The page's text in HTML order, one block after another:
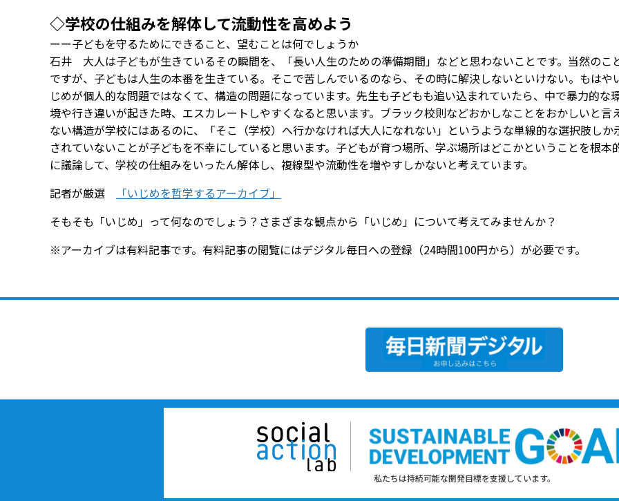
◇学校の仕組みを解体して流動性を高めよう
ーー子どもを守るためにできること、望むことは何でしょうか
石井 大人は子どもが生きているその瞬間を、「長い人生のための準備期間」などと思わないことです。当然のこ
ですが、子どもは人生の本番を生きている。そこで苦しんでいるのなら、その時に解決しないといけない。もはや
じめが個人的な問題ではなくて、構造の問題になっています。先生も子どもも追い込まれていたら、中で暴力的な
境や行き違いが起きた時、エスカレートしやすくなると思います。ブラック校則などおかしなことをおかしいと言
ない構造が学校にはあるのに、「そこ（学校）へ行かなければ大人になれない」というような単線的な選択肢しか
されていないことが子どもを不幸にしていると思います。子どもが育つ場所、学ぶ場所はどこかということを根本
に議論して、学校の仕組みをいったん解体し、複線型や流動性を増やすしかないと考えています。
記者が厳選
「いじめを哲学するアーカイブ」
そもそも「いじめ」って何なのでしょう？さまざまな観点から「いじめ」について考えてみませんか？
※アーカイブは有料記事です。有料記事の閲覧にはデジタル毎日への登録（24時間100円から）が必要です。
私たちは持続可能な開発目標を支援しています。